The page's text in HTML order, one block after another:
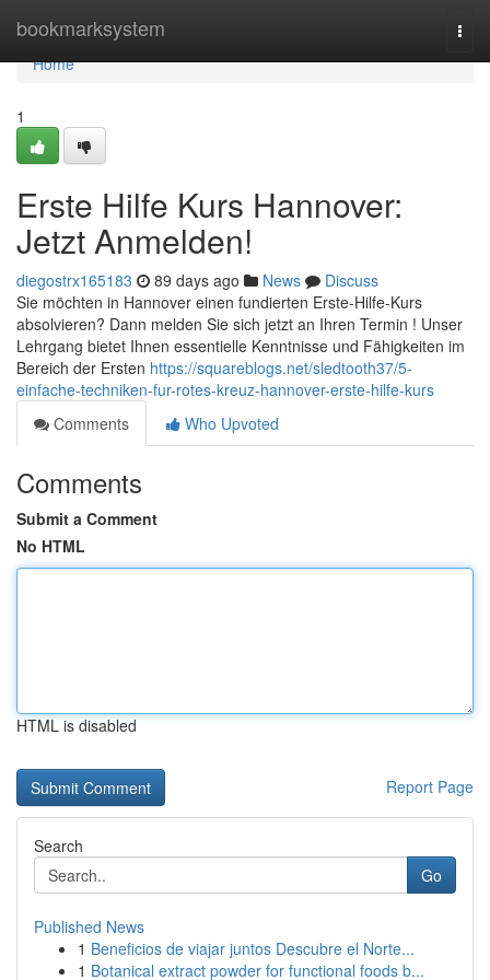
bookmarksystem
Home
Home
1
Erste Hilfe Kurs Hannover:
Jetzt Anmelden!
diegostrx165183 89 days ago News
Discuss
Sie möchten in Hannover einen fundierten Erste-Hilfe-Kurs
absolvieren? Dann melden Sie sich jetzt an Ihren Termin ! Unser
Lehrgang bietet Ihnen essentielle Kenntnisse und Fähigkeiten im
Bereich der Ersten https://squareblogs.net/sledtooth37/5-
einfache-techniken-fur-rotes-kreuz-hannover-erste-hilfe-kurs
Comments
Who Upvoted
Comments
Submit a Comment
No HTML
HTML is disabled
Report Page
Search
Go
Published News
1 Beneficios de viajar juntos Descubre el Norte...
1 Botanical extract powder for functional foods b...